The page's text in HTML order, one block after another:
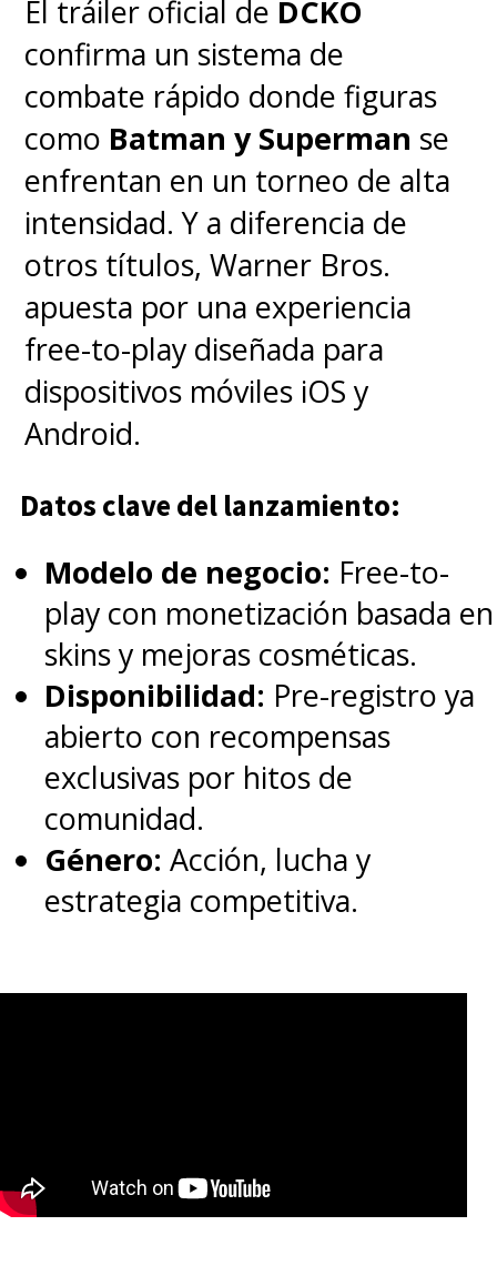
El tráiler oficial de DCKO
confirma un sistema de
combate rápido donde figuras
como Batman y Superman se
enfrentan en un torneo de alta
intensidad. Y a diferencia de
otros títulos, Warner Bros.
apuesta por una experiencia
free-to-play diseñada para
dispositivos móviles iOS y
Android.
Datos clave del lanzamiento:
Modelo de negocio: Free-to-
play con monetización basada en
skins y mejoras cosméticas.
Disponibilidad: Pre-registro ya
abierto con recompensas
exclusivas por hitos de
comunidad.
Género: Acción, lucha y
estrategia competitiva.